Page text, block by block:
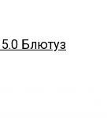
Блютуз